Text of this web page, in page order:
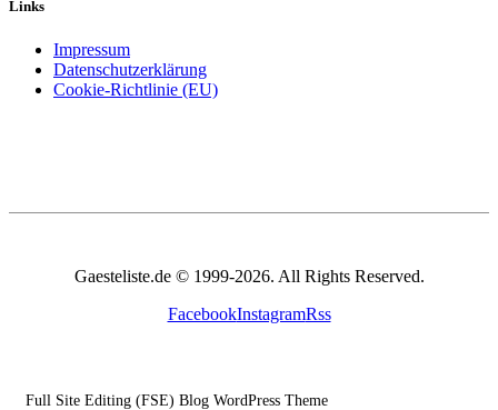
Links
Impressum
Datenschutzerklärung
Cookie-Richtlinie (EU)
Gaesteliste.de © 1999-2026. All Rights Reserved.
FacebookInstagramRss
Full Site Editing (FSE) Blog WordPress Theme